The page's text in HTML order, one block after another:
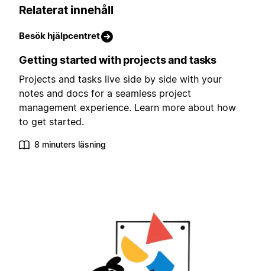
Relaterat innehåll
Besök hjälpcentret
Getting started with projects and tasks
Projects and tasks live side by side with your
notes and docs for a seamless project
management experience. Learn more about how
to get started.
8 minuters läsning